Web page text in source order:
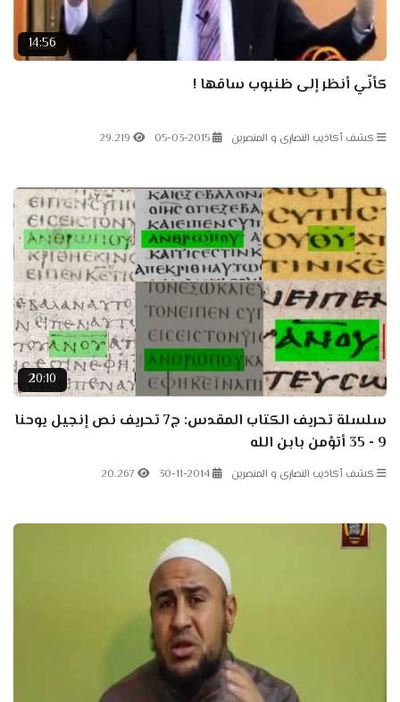
14:56
كأنّي أنظر إلى ظنبوب ساقها !
كشف أكاذيب النصارى و المنصرين 05-03-2015
29.219
20:10
سلسلة تحريف الكتاب المقدس: ج7 تحريف نص إنجيل يوحنا
9 - 35 أتؤمن بابن الله
كشف أكاذيب النصارى و المنصرين 30-11-2014
20.267